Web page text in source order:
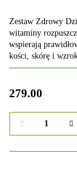
Zestaw Zdrowy
witaminy
wspierają
kości, skórę i
279.00